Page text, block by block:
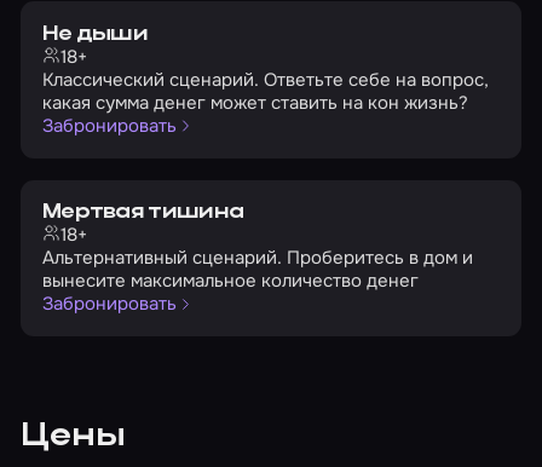
Не дыши
18+
Классический сценарий. Ответьте себе на вопрос,
какая сумма денег может ставить на кон жизнь?
Забронировать
Мертвая тишина
18+
Альтернативный сценарий. Проберитесь в дом и
вынесите максимальное количество денег
Забронировать
Цены